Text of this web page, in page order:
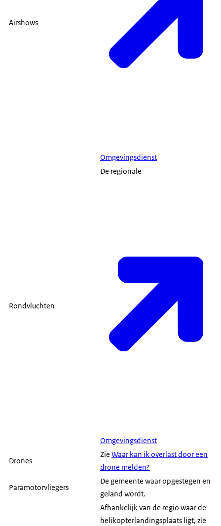
Airshows
Omgevingsdienst
Rondvluchten
De regionale
Omgevingsdienst
Drones
Zie Waar kan ik overlast door een
drone melden?
Paramotorvliegers
De gemeente waar opgestegen en
geland wordt.
Afhankelijk van de regio waar de
helikopterlandingsplaats ligt, zie